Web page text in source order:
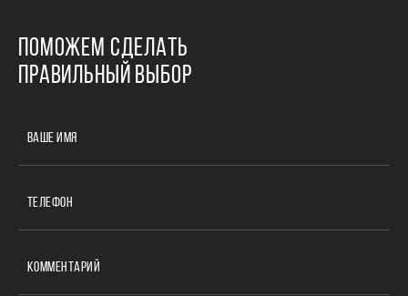
ПОМОЖЕМ СДЕЛАТЬ
ПРАВИЛЬНЫЙ ВЫБОР
ВАШЕ ИМЯ
ТЕЛЕФОН
КОММЕНТАРИЙ